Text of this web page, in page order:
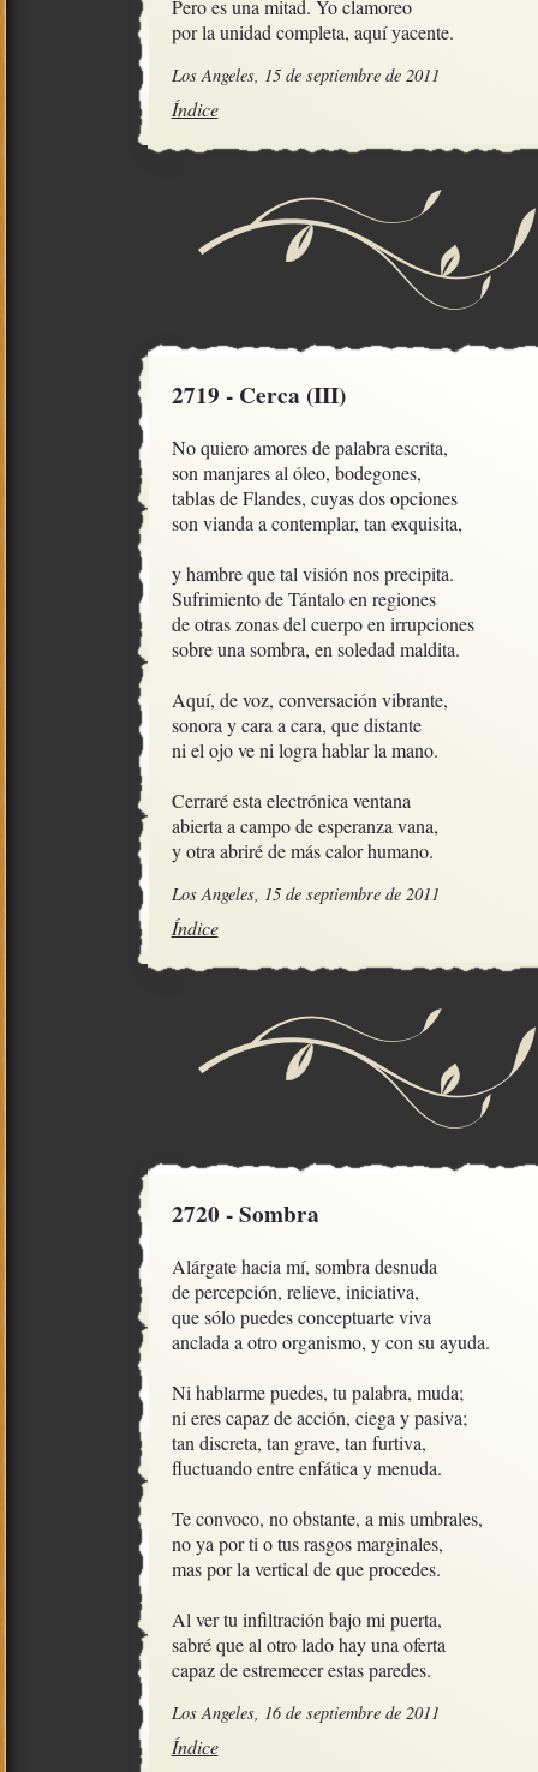
Pero es una mitad. Yo clamoreo
por la unidad completa, aquí yacente.
Los Angeles, 15 de septiembre de 2011
Índice
2719 - Cerca (III)
No quiero amores de palabra escrita,
son manjares al óleo, bodegones,
tablas de Flandes, cuyas dos opciones
son vianda a contemplar, tan exquisita,
y hambre que tal visión nos precipita.
Sufrimiento de Tántalo en regiones
de otras zonas del cuerpo en irrupciones
sobre una sombra, en soledad maldita.
Aquí, de voz, conversación vibrante,
sonora y cara a cara, que distante
ni el ojo ve ni logra hablar la mano.
Cerraré esta electrónica ventana
abierta a campo de esperanza vana,
y otra abriré de más calor humano.
Los Angeles, 15 de septiembre de 2011
Índice
2720 - Sombra
Alárgate hacia mí, sombra desnuda
de percepción, relieve, iniciativa,
que sólo puedes conceptuarte viva
anclada a otro organismo, y con su ayuda.
Ni hablarme puedes, tu palabra, muda;
ni eres capaz de acción, ciega y pasiva;
tan discreta, tan grave, tan furtiva,
fluctuando entre enfática y menuda.
Te convoco, no obstante, a mis umbrales,
no ya por ti o tus rasgos marginales,
mas por la vertical de que procedes.
Al ver tu infiltración bajo mi puerta,
sabré que al otro lado hay una oferta
capaz de estremecer estas paredes.
Los Angeles, 16 de septiembre de 2011
Índice